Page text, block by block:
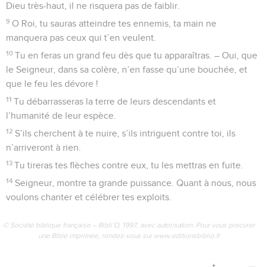
Dieu très-haut, il ne risquera pas de faiblir.
9 O Roi, tu sauras atteindre tes ennemis, ta main ne
manquera pas ceux qui t’en veulent.
10 Tu en feras un grand feu dès que tu apparaîtras. – Oui, que
le Seigneur, dans sa colère, n’en fasse qu’une bouchée, et
que le feu les dévore !
11 Tu débarrasseras la terre de leurs descendants et
l’humanité de leur espèce.
12 S’ils cherchent à te nuire, s’ils intriguent contre toi, ils
n’arriveront à rien.
13 Tu tireras tes flèches contre eux, tu les mettras en fuite.
14 Seigneur, montre ta grande puissance. Quant à nous, nous
voulons chanter et célébrer tes exploits.
© Société biblique française – Bibli’O, 1997, avec autorisation. Pour vous procurer
une Bible imprimée, rendez-vous sur www.editionsbiblio.fr